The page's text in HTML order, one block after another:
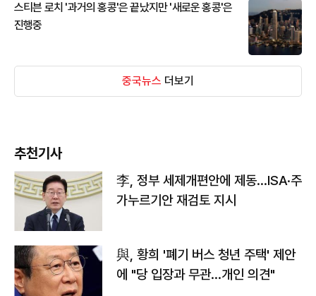
스티븐 로치 '과거의 홍콩'은 끝났지만 '새로운 홍콩'은
진행중
중국뉴스 더보기
추천기사
李, 정부 세제개편안에 제동…ISA·주
가누르기안 재검토 지시
與, 황희 '폐기 버스 청년 주택' 제안
에 "당 입장과 무관…개인 의견"